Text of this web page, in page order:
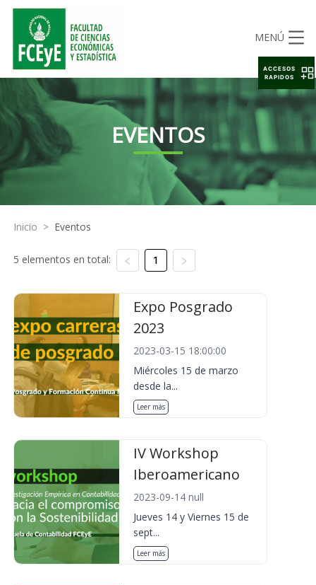
MENÚ
EVENTOS
Inicio > Eventos
5 elementos en total: 1
Expo Posgrado
2023
2023-03-15 18:00:00
Miércoles 15 de marzo
desde la...
Leer más
IV Workshop
Iberoamericano
2023-09-14 null
Jueves 14 y Viernes 15 de
sept...
Leer más
ACCESOS
RAPIDOS